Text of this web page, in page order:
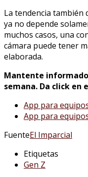
La tendencia también
ya no depende
muchos casos, una
cámara puede tener
elaborada.
Mantente informado
semana. Da click en
App para
App para
FuenteEl Imparcial
Etiquetas
Gen Z